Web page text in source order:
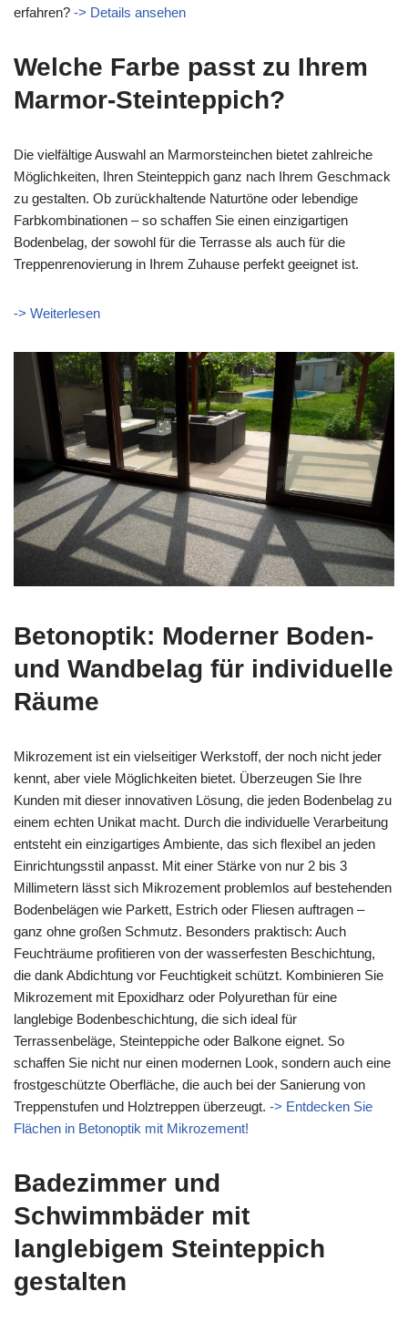
erfahren? -> Details ansehen
Welche Farbe passt zu Ihrem
Marmor-Steinteppich?
Die vielfältige Auswahl an Marmorsteinchen bietet zahlreiche
Möglichkeiten, Ihren Steinteppich ganz nach Ihrem Geschmack
zu gestalten. Ob zurückhaltende Naturtöne oder lebendige
Farbkombinationen – so schaffen Sie einen einzigartigen
Bodenbelag, der sowohl für die Terrasse als auch für die
Treppenrenovierung in Ihrem Zuhause perfekt geeignet ist.
-> Weiterlesen
Betonoptik: Moderner Boden-
und Wandbelag für individuelle
Räume
Mikrozement ist ein vielseitiger Werkstoff, der noch nicht jeder
kennt, aber viele Möglichkeiten bietet. Überzeugen Sie Ihre
Kunden mit dieser innovativen Lösung, die jeden Bodenbelag zu
einem echten Unikat macht. Durch die individuelle Verarbeitung
entsteht ein einzigartiges Ambiente, das sich flexibel an jeden
Einrichtungsstil anpasst. Mit einer Stärke von nur 2 bis 3
Millimetern lässt sich Mikrozement problemlos auf bestehenden
Bodenbelägen wie Parkett, Estrich oder Fliesen auftragen –
ganz ohne großen Schmutz. Besonders praktisch: Auch
Feuchträume profitieren von der wasserfesten Beschichtung,
die dank Abdichtung vor Feuchtigkeit schützt. Kombinieren Sie
Mikrozement mit Epoxidharz oder Polyurethan für eine
langlebige Bodenbeschichtung, die sich ideal für
Terrassenbeläge, Steinteppiche oder Balkone eignet. So
schaffen Sie nicht nur einen modernen Look, sondern auch eine
frostgeschützte Oberfläche, die auch bei der Sanierung von
Treppenstufen und Holztreppen überzeugt. -> Entdecken Sie
Flächen in Betonoptik mit Mikrozement!
Badezimmer und
Schwimmbäder mit
langlebigem Steinteppich
gestalten